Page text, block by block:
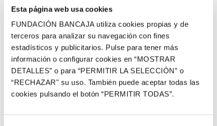
Esta página web usa cookies
FUNDACIÓN BANCAJA utiliza cookies propias y de
terceros para analizar su navegación con fines
estadísticos y publicitarios. Pulse para tener más
información o configurar cookies en “MOSTRAR
DETALLES” o para “PERMITIR LA SELECCIÓN” o
“RECHAZAR" su uso. También puede aceptar todas las
cookies pulsando el botón “PERMITIR TODAS”.
los corredores que han finalizado la prueba han recibido como
obsequio la tradicional camiseta diseñada especialmente para
la ocasión. Noobstante, los diez primeros clasificados de las
categorías masculina y femenina han recibido un trofeo como
reconocimiento a sus marcas.
La carrera masculina ha sido dominada por Jaouad Oumellal
ha repetido victoria en un tiempo de 24:45, prácticamente
idéntico al realizado en 2010; y también en el apartado
femenino el triunfo ha sido para Marta Esteban que cruzaba la